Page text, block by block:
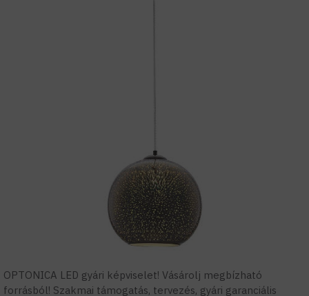
OPTONICA LED gyári képviselet! Vásárolj megbízható
forrásból! Szakmai támogatás, tervezés, gyári garanciális